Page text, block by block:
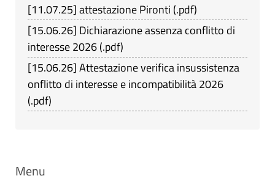
[11.07.25]attestazione Pironti (.pdf)
[15.06.26] Dichiarazione assenza conflitto di
interesse 2026(.pdf)
[15.06.26]Attestazione verifica insussistenza
onflitto di interesse e incompatibilità 2026
(.pdf)
Menu